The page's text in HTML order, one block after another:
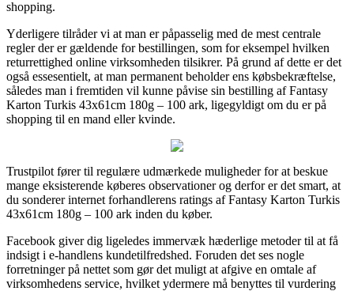
shopping.
Yderligere tilråder vi at man er påpasselig med de mest centrale
regler der er gældende for bestillingen, som for eksempel hvilken
returrettighed online virksomheden tilsikrer. På grund af dette er det
også essesentielt, at man permanent beholder ens købsbekræftelse,
således man i fremtiden vil kunne påvise sin bestilling af Fantasy
Karton Turkis 43x61cm 180g – 100 ark, ligegyldigt om du er på
shopping til en mand eller kvinde.
Trustpilot fører til regulære udmærkede muligheder for at beskue
mange eksisterende køberes observationer og derfor er det smart, at
du sonderer internet forhandlerens ratings af Fantasy Karton Turkis
43x61cm 180g – 100 ark inden du køber.
Facebook giver dig ligeledes immervæk hæderlige metoder til at få
indsigt i e-handlens kundetilfredshed. Foruden det ses nogle
forretninger på nettet som gør det muligt at afgive en omtale af
virksomhedens service, hvilket ydermere må benyttes til vurdering